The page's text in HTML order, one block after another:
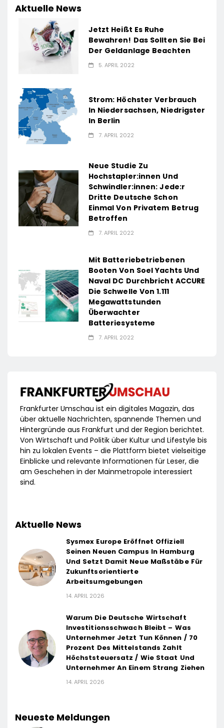
Aktuelle News
Jetzt Heißt Es Ruhe
Bewahren! Das Sollten Sie Bei
Der Geldanlage Beachten
5. APRIL 2022
Strom: Höchster Verbrauch
In Niedersachsen, Niedrigster
In Berlin
7. APRIL 2022
Neue Studie Zu
Hochstapler:innen Und
Schwindler:innen: Jede:r
Dritte Deutsche Schon
Einmal Von Privatem Betrug
Betroffen
7. APRIL 2022
Mit Batteriebetriebenen
Booten Von Soel Yachts Und
Naval DC Durchbricht ACCURE
Die Schwelle Von 1.111
Megawattstunden
Überwachter
Batteriesysteme
7. APRIL 2022
Frankfurter Umschau ist ein digitales Magazin, das
über aktuelle Nachrichten, spannende Themen und
Hintergründe aus Frankfurt und der Region berichtet.
Von Wirtschaft und Politik über Kultur und Lifestyle bis
hin zu lokalen Events – die Plattform bietet vielseitige
Einblicke und relevante Informationen für Leser, die
am Geschehen in der Mainmetropole interessiert
sind.
Aktuelle News
Sysmex Europe Eröffnet Offiziell
Seinen Neuen Campus In Hamburg
Und Setzt Damit Neue Maßstäbe Für
Zukunftsorientierte
Arbeitsumgebungen
14. APRIL 2026
Warum Die Deutsche Wirtschaft
Investitionsschwach Bleibt – Was
Unternehmer Jetzt Tun Können / 70
Prozent Des Mittelstands Zahlt
Höchststeuersatz / Wie Staat Und
Unternehmer An Einem Strang Ziehen
14. APRIL 2026
Neueste Meldungen